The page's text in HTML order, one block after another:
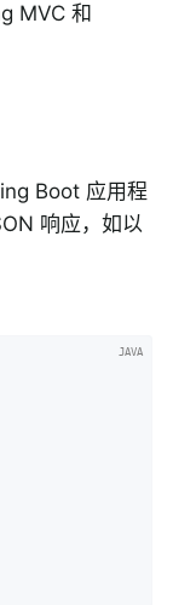
MVC 和
Boot 应用程
响应，如以